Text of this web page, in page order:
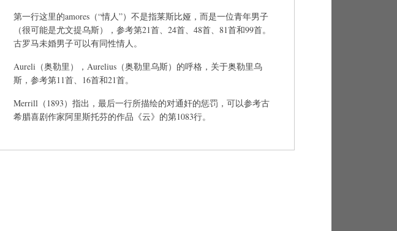
第一行这里的amores（“情人”）不是指莱斯比娅，而是一位青年男子
（很可能是尤文提乌斯），参考第21首、24首、48首、81首和99首。
古罗马未婚男子可以有同性情人。
Aureli（奥勒里），Aurelius（奥勒里乌斯）的呼格，关于奥勒里乌
斯，参考第11首、16首和21首。
Merrill（1893）指出，最后一行所描绘的对通奸的惩罚，可以参考古
希腊喜剧作家阿里斯托芬的作品《云》的第1083行。